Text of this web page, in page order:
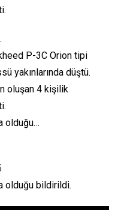
P-3C Orion tipi
yakınlarında düştü.
oluşan 4 kişilik
olduğu…
olduğu bildirildi.